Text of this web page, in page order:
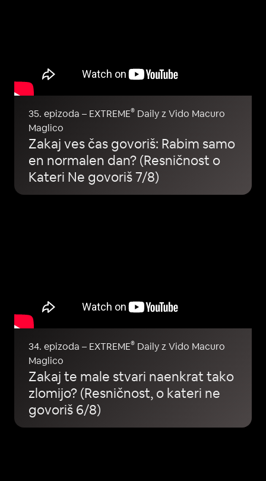
35. epizoda – EXTREME® Daily z Vido Macuro
Maglico
Zakaj ves čas govoriš: Rabim samo
en normalen dan? (Resničnost o
Kateri Ne govoriš 7/8)
34. epizoda – EXTREME® Daily z Vido Macuro
Maglico
Zakaj te male stvari naenkrat tako
zlomijo? (Resničnost, o kateri ne
govoriš 6/8)